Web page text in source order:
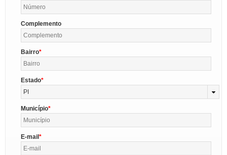
Complemento
Bairro
Estado
PI
Município
E-mail